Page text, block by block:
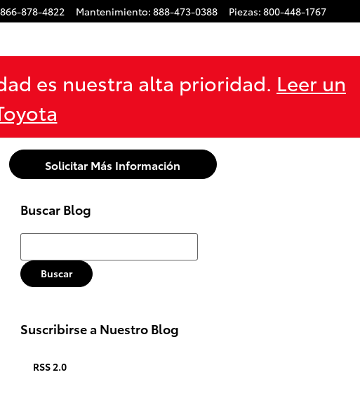
866-878-4822 Mantenimiento: 888-473-0388 Piezas: 800-448-1767
es nuestra alta prioridad. Leer un
Solicitar Más Información
Buscar Blog
Buscar Blog
Buscar
Suscribirse a Nuestro Blog
RSS 2.0